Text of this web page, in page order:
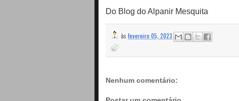
Do Blog do Alpanir Mesquita
às fevereiro 05, 2023
Nenhum comentário: